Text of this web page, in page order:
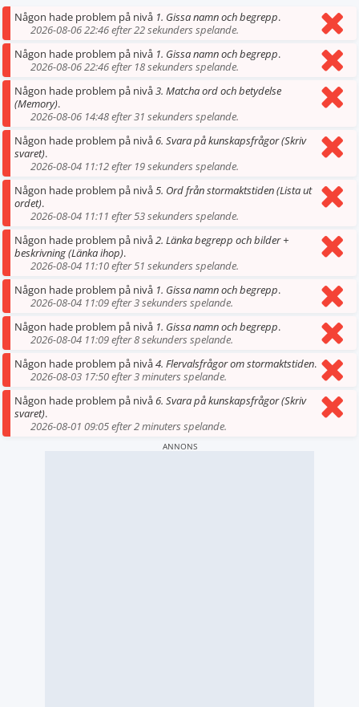
Någon hade problem på nivå 1. Gissa namn och begrepp.
2026-08-06 22:46 efter 22 sekunders spelande.
Någon hade problem på nivå 1. Gissa namn och begrepp.
2026-08-06 22:46 efter 18 sekunders spelande.
Någon hade problem på nivå3. Matcha ord och betydelse
(Memory).
2026-08-06 14:48 efter 31 sekunders spelande.
Någon hade problem på nivå6. Svara på kunskapsfrågor (Skriv
svaret).
2026-08-04 11:12 efter 19 sekunders spelande.
Någon hade problem på nivå5. Ord från stormaktstiden (Lista ut
ordet).
2026-08-04 11:11 efter 53 sekunders spelande.
Någon hade problem på nivå2. Länka begrepp och bilder +
beskrivning (Länka ihop).
2026-08-04 11:10 efter 51 sekunders spelande.
Någon hade problem på nivå 1. Gissa namn och begrepp.
2026-08-04 11:09 efter 3 sekunders spelande.
Någon hade problem på nivå 1. Gissa namn och begrepp.
2026-08-04 11:09 efter 8 sekunders spelande.
Någon hade problem på nivå4. Flervalsfrågor om stormaktstiden.
2026-08-03 17:50 efter 3 minuters spelande.
Någon hade problem på nivå6. Svara på kunskapsfrågor (Skriv
svaret).
2026-08-01 09:05 efter 2 minuters spelande.
ANNONS